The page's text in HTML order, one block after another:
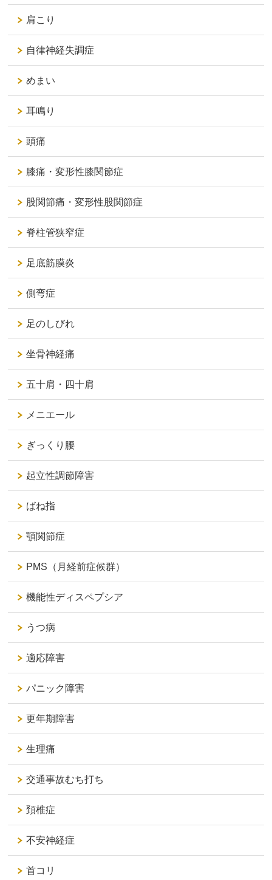
肩こり
自律神経失調症
めまい
耳鳴り
頭痛
膝痛・変形性膝関節症
股関節痛・変形性股関節症
脊柱管狭窄症
足底筋膜炎
側弯症
足のしびれ
坐骨神経痛
五十肩・四十肩
メニエール
ぎっくり腰
起立性調節障害
ばね指
顎関節症
PMS（月経前症候群）
機能性ディスペプシア
うつ病
適応障害
パニック障害
更年期障害
生理痛
交通事故むち打ち
頚椎症
不安神経症
首コリ